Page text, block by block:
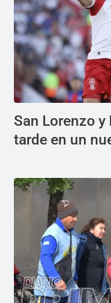
San Lorenzo
tarde en un